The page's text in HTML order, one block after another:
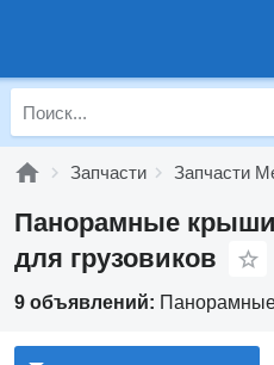
Запчасти Запчасти
Панорамные крыши
для грузовиков
9 объявлений: